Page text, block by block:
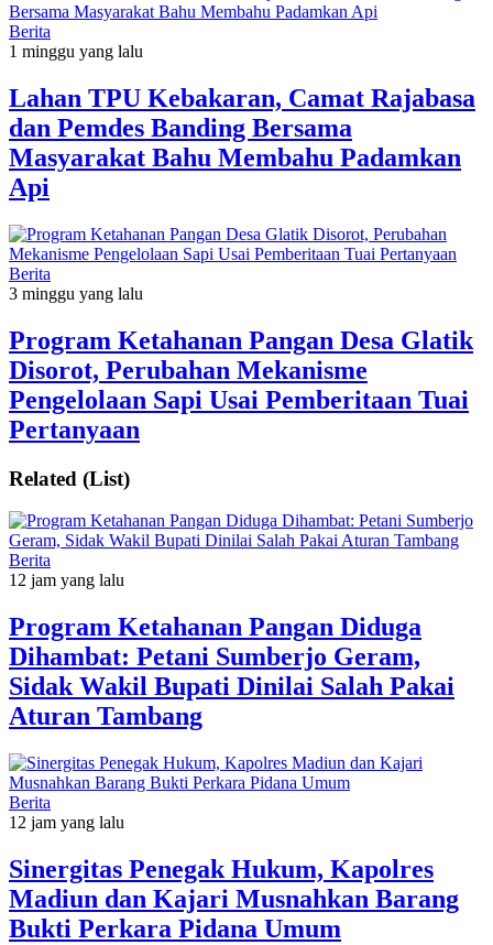
Berita
1 minggu yang lalu
Lahan TPU Kebakaran, Camat Rajabasa
dan Pemdes Banding Bersama
Masyarakat Bahu Membahu Padamkan
Api
Berita
3 minggu yang lalu
Program Ketahanan Pangan Desa Glatik
Disorot, Perubahan Mekanisme
Pengelolaan Sapi Usai Pemberitaan Tuai
Pertanyaan
Related (List)
Berita
12 jam yang lalu
Program Ketahanan Pangan Diduga
Dihambat: Petani Sumberjo Geram,
Sidak Wakil Bupati Dinilai Salah Pakai
Aturan Tambang
Berita
12 jam yang lalu
Sinergitas Penegak Hukum, Kapolres
Madiun dan Kajari Musnahkan Barang
Bukti Perkara Pidana Umum